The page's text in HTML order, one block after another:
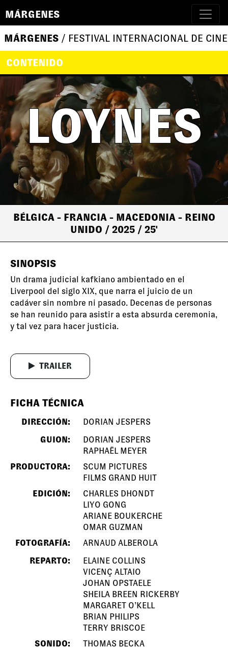
MÁRGENES
MÁRGENES / FESTIVAL INTERNACIONAL DE
CONTENIDO
LOYNES
BÉLGICA - FRANCIA - MACEDONIA - REINO
UNIDO / 2025 / 25'
SINOPSIS
Un drama judicial kafkiano ambientado en el
Liverpool del siglo XIX, que narra el juicio de un
cadáver sin nombre ni pasado. Decenas de personas
se han reunido para asistir a esta absurda ceremonia,
y tal vez para hacer justicia.
TRAILER
FICHA TÉCNICA
DIRECCIÓN:
DORIAN JESPERS
GUION:
DORIAN JESPERS
RAPHAËL MEYER
PRODUCTORA:
SCUM PICTURES
FILMS GRAND HUIT
EDICIÓN:
CHARLES DHONDT
LIYO GONG
ARIANE BOUKERCHE
OMAR GUZMAN
FOTOGRAFÍA:
ARNAUD ALBEROLA
REPARTO:
ELAINE COLLINS
VICENÇ ALTAIO
JOHAN OPSTAELE
SHEILA BREEN RICKERBY
MARGARET O’KELL
BRIAN PHILIPS
TERRY BRISCOE
SONIDO:
THOMAS BECKA